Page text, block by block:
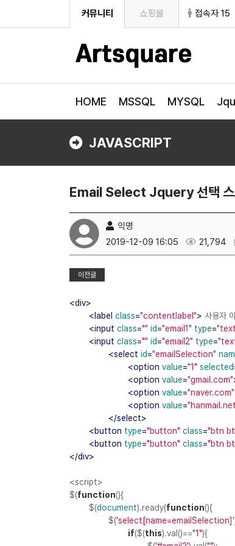
커뮤니티 쇼핑몰 접속자 15
HOME MSSQL MYSQL
JAVASCRIPT
Email Select Jquery 선택 스
익명
2019-12-09 16:05
21,794
이전글
<div>
< label class="contentlabel"> 사용자
<input class="" id="email1" type=
<input class="" id="email2" type=
<select id="emailSelection"
<option value="1" selected
<option value="gmail.com"
<option value="naver.com"
<option value=
</select>
<button type="button" class="btn
<button type="button" class="btn
</div>
<script>
$(function(){
$(document).ready(function(){
$('select[name=emailSelection]'
if($(this).val()=="1"){